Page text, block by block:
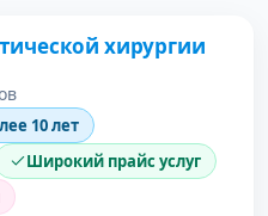
хирургии
10 лет
Широкий прайс услуг